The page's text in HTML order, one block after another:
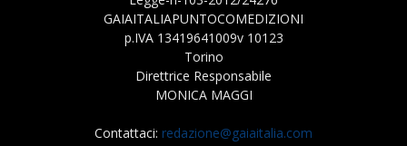
GAIAITALIAPUNTOCOMEDIZIONI
p.IVA 13419641009v 10123
Torino
Direttrice Responsabile
MONICA MAGGI
Contattaci: redazione@gaiaitalia.com